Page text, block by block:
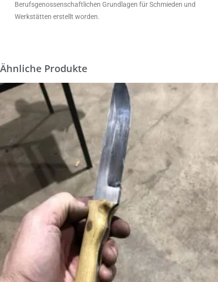
Berufsgenossenschaftlichen Grundlagen für Schmieden und
Werkstätten erstellt worden.
Ähnliche Produkte